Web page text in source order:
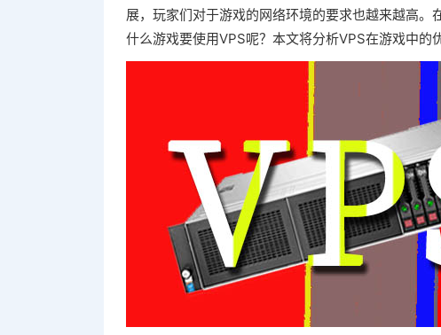
展，玩家们对于游戏的网络环境的要求也越来越高
什么游戏要使用VPS呢？本文将分析VPS在游戏中的